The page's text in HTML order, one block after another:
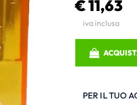
€ 11,63
iva inclusa
PER IL TUO